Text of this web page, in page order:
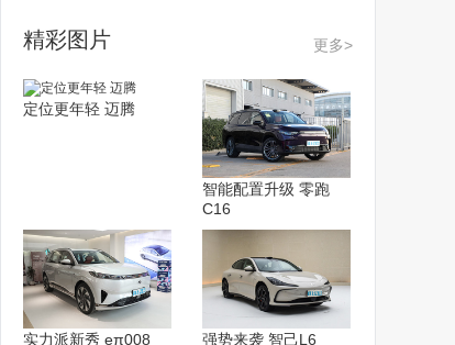
精彩图片 更多>
定位更年轻 迈腾
智能配置升级 零跑
C16
实力派新秀 eπ008 强势来袭 智己L6